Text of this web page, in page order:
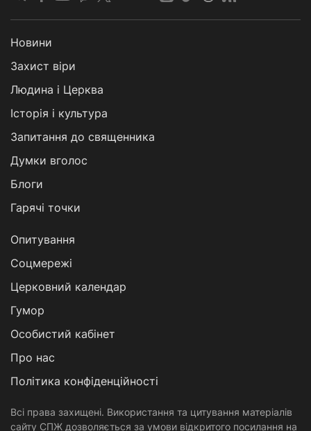
Новини
Захист віри
Людина і Церква
Історія і культура
Запитання до священника
Думки вголос
Блоги
Гарячі точки
Опитування
Соцмережі
Церковний календар
Гумор
Особистий кабінет
Про нас
Політика конфіденційності
Всі права захищені. Використання та цитування матеріалів
сайту СПЖ дозволяється за умови відкритого посилання на